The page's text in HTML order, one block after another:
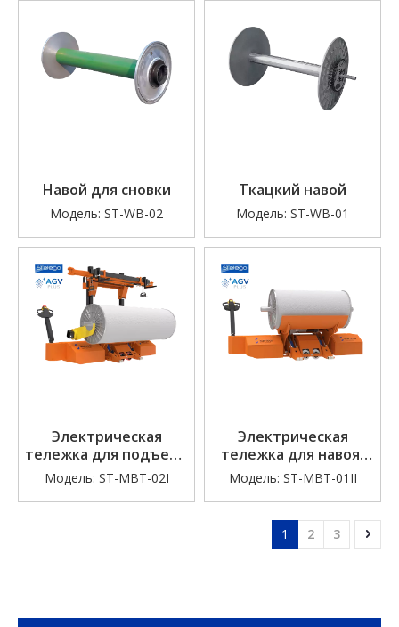
Навой для сновки
Модель: ST-WB-02
Ткацкий навой
Модель: ST-WB-01
Электрическая
тележка для подъема
навоя (с креплением
Модель: ST-MBT-02I
Электрическая
тележка для навоя/
партий (колыбельный
Модель: ST-MBТ-01II
1 2 3